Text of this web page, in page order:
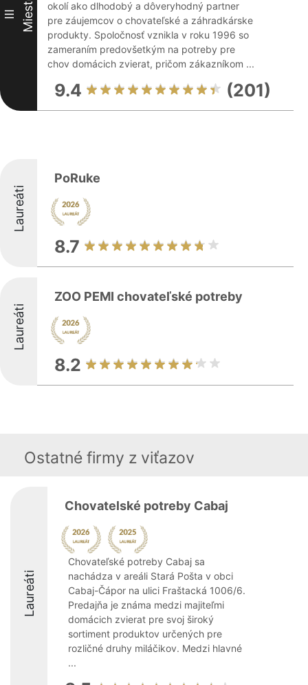
III Miesto
okolí ako dlhodobý a dôveryhodný partner
pre záujemcov o chovateľské a záhradkárske
produkty. Spoločnosť vznikla v roku 1996 so
zameraním predovšetkým na potreby pre
chov domácich zvierat, pričom zákazníkom ...
9.4 (201)
Laureáti
PoRuke
8.7
Laureáti
ZOO PEMI chovateľské potreby
8.2
Ostatné firmy z viťazov
Laureáti
Chovatelské potreby Cabaj
Chovateľské potreby Cabaj sa
nachádza v areáli Stará Pošta v obci
Cabaj-Čápor na ulici Fraštacká 1006/6.
Predajňa je známa medzi majiteľmi
domácich zvierat pre svoj široký
sortiment produktov určených pre
rozličné druhy miláčikov. Medzi hlavné
...